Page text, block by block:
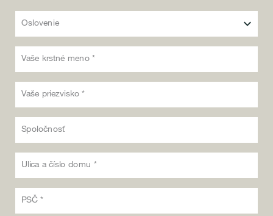
Oslovenie
Vaše krstné meno *
Vaše priezvisko *
Spoločnosť
Ulica a číslo domu *
PSČ *